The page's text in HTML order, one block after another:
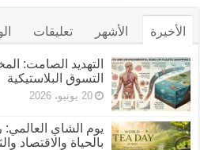
الأخيرة الأشهر تعليقات
التهديد الصامت:
التسوق البلاستيكية
20 يونيو، 2026
يوم الشاي
بالحياة والاقتصاد